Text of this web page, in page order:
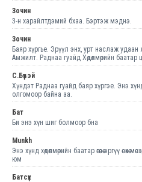
Зочин
3-н харайлтдэмий бхаа. Бэртэж мэднэ.
Зочин
Баяр хүргье. Эрүүл энх, урт наслаж удаан
Амжилт. Раднаа гуайд Хөдөлмөрийн
С.Бүүвэй
Хүндэт Раднаа гуайд баяр хүргэе. Энэ
олгомоор байна аа.
Бат
Би энэ хүн шиг болмоор бна
Munkh
Энэ хүнд хөдөлмөрийн баатар өгөөсөө эргүү өсөхөө
юм
Батсүх